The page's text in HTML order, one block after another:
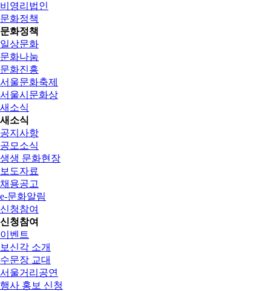
비영리법인
문화정책
문화정책
일상문화
문화나눔
문화진흥
서울문화축제
서울시문화상
새소식
새소식
공지사항
공모소식
생생 문화현장
보도자료
채용공고
e-문화알림
신청참여
신청참여
이벤트
보신각 소개
수문장 교대
서울거리공연
행사 홍보 신청